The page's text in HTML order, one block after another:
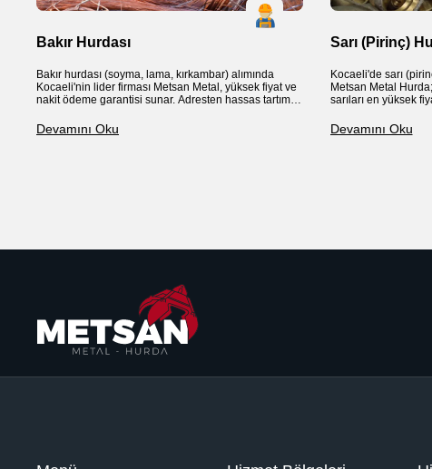
Bakır Hurdası
Bakır hurdası (soyma, lama, kırkambar) alımında
Kocaeli'nin lider firması Metsan Metal, yüksek fiyat ve
nakit ödeme garantisi sunar. Adresten hassas tartımla
Devamını Oku
Sarı (Pirinç)
Kocaeli'de sarı
Metsan Metal
sarıları en yüksek
hizmet.
Devamını Oku